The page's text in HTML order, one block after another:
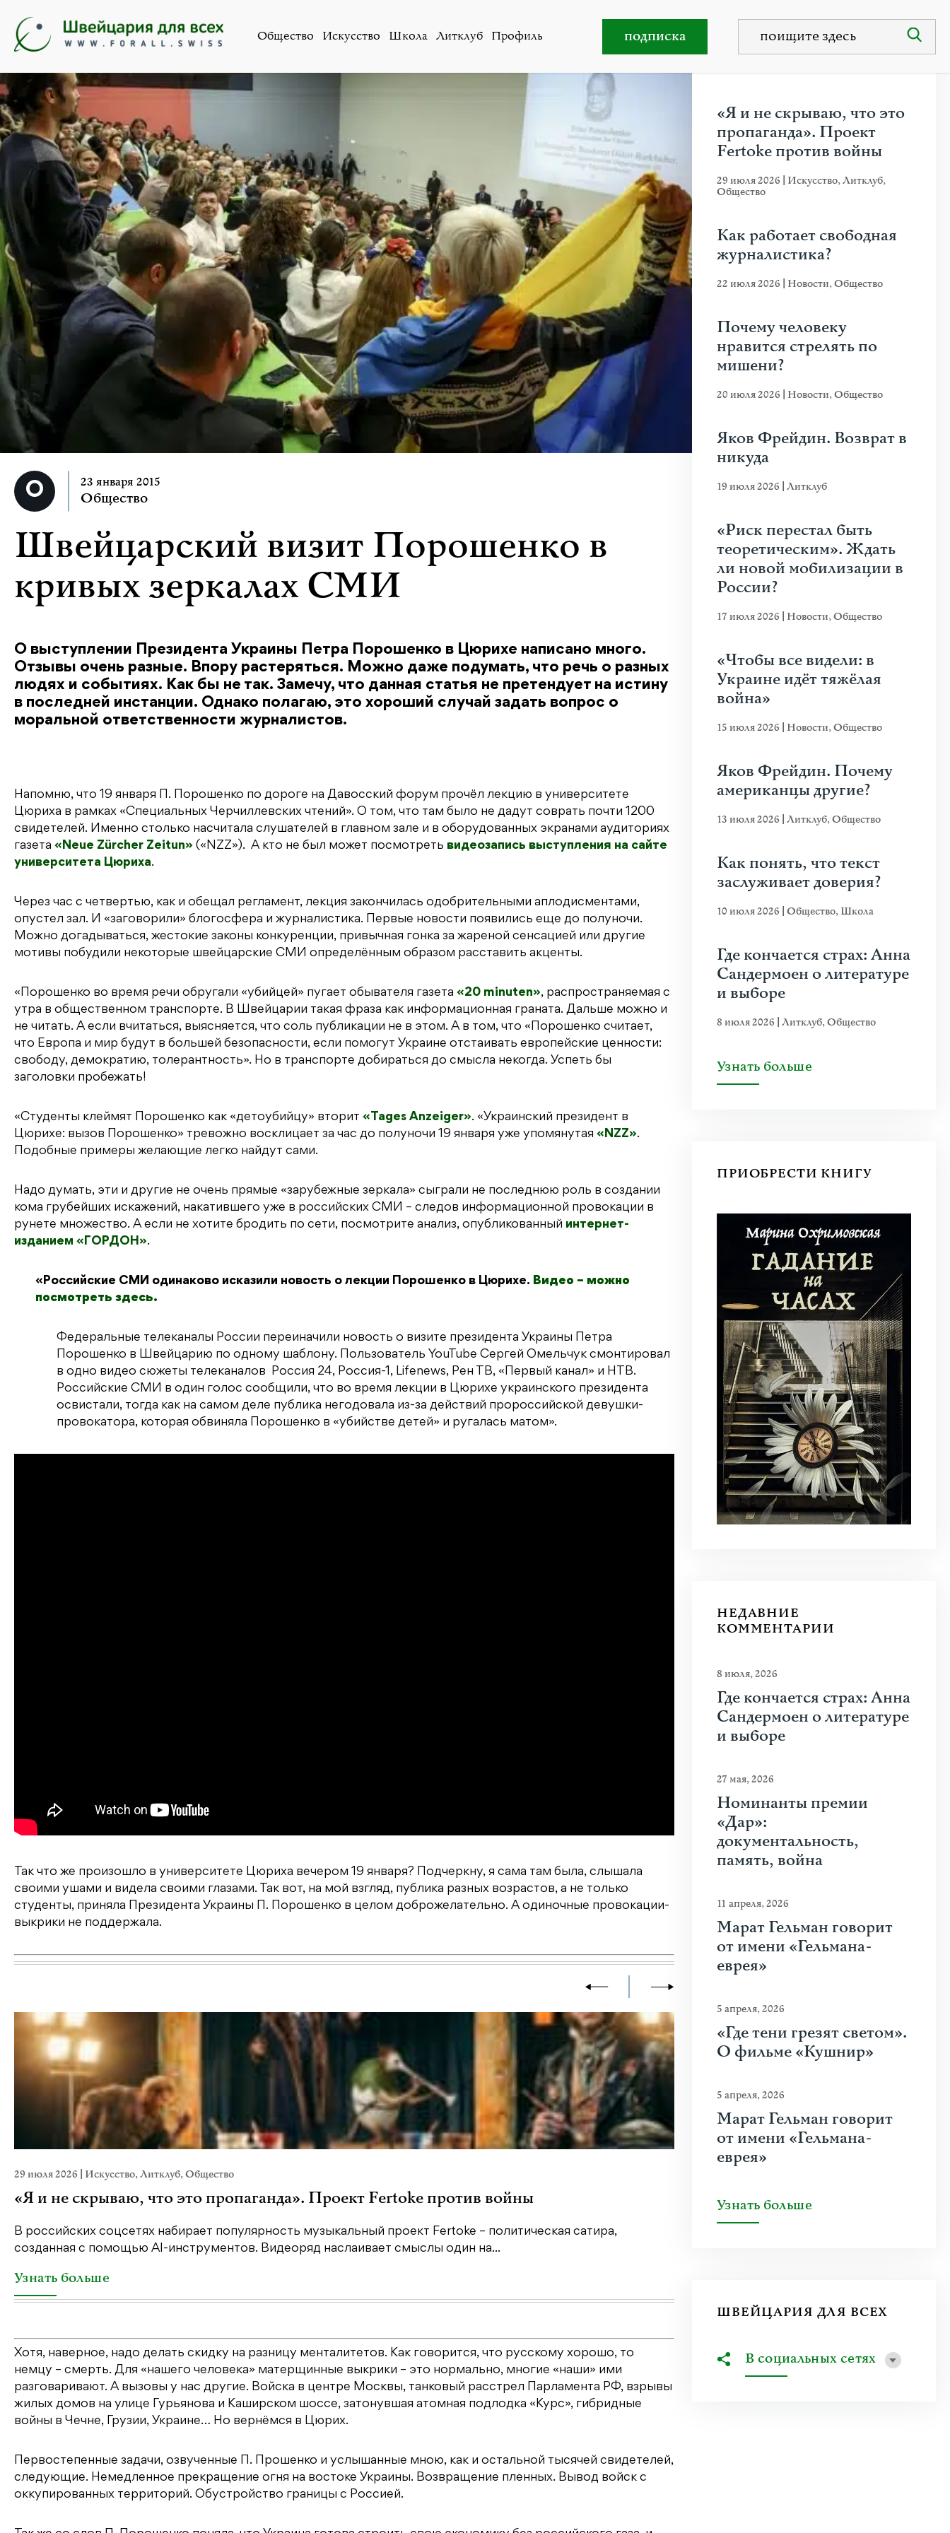
Общество Искусство Школа Литклуб Профиль подписка
Швейцарский визит Порошенко в кривых зеркалах СМИ
23 января 2015
Общество
Швейцарский визит Порошенко в
кривых зеркалах СМИ
О выступлении Президента Украины Петра Порошенко в Цюрихе написано много.
Отзывы очень разные. Впору растеряться. Можно даже подумать, что речь о разных
людях и событиях. Как бы не так. Замечу, что данная статья не претендует на истину
в последней инстанции. Однако полагаю, это хороший случай задать вопрос о
моральной ответственности журналистов.
Напомню, что 19 января П. Порошенко по дороге на Давосский форум прочёл лекцию в университете
Цюриха в рамках «Специальных Черчиллевских чтений». О том, что там было не дадут соврать почти 1200
свидетелей. Именно столько насчитала слушателей в главном зале и в оборудованных экранами аудиториях
газета «Neue Zürcher Zeitun» («NZZ»). А кто не был может посмотреть видеозапись выступления на сайте
университета Цюриха.
Через час с четвертью, как и обещал регламент, лекция закончилась одобрительными аплодисментами,
опустел зал. И «заговорили» блогосфера и журналистика. Первые новости появились еще до полуночи.
Можно догадываться, жестокие законы конкуренции, привычная гонка за жареной сенсацией или другие
мотивы побудили некоторые швейцарские СМИ определённым образом расставить акценты.
«Порошенко во время речи обругали «убийцей» пугает обывателя газета «20 minuten», распространяемая с
утра в общественном транспорте. В Швейцарии такая фраза как информационная граната. Дальше можно и
не читать. А если вчитаться, выясняется, что соль публикации не в этом. А в том, что «Порошенко считает,
что Европа и мир будут в большей безопасности, если помогут Украине отстаивать европейские ценности:
свободу, демократию, толерантность». Но в транспорте добираться до смысла некогда. Успеть бы
заголовки пробежать!
«Студенты клеймят Порошенко как «детоубийцу» вторит «Tages Anzeiger». «Украинский президент в
Цюрихе: вызов Порошенко» тревожно восклицает за час до полуночи 19 января уже упомянутая «NZZ».
Подобные примеры желающие легко найдут сами.
Надо думать, эти и другие не очень прямые «зарубежные зеркала» сыграли не последнюю роль в создании
кома грубейших искажений, накатившего уже в российских СМИ – следов информационной провокации в
рунете множество. А если не хотите бродить по сети, посмотрите анализ, опубликованный интернет-
изданием «ГОРДОН».
«Российские СМИ одинаково исказили новость о лекции Порошенко в Цюрихе. Видео – можно
посмотреть здесь.
Федеральные телеканалы России переиначили новость о визите президента Украины Петра
Порошенко в Швейцарию по одному шаблону. Пользователь YouTube Сергей Омельчук смонтировал
в одно видео сюжеты телеканалов Россия 24, Россия-1, Lifenews, Рен ТВ, «Первый канал» и НТВ.
Российские СМИ в один голос сообщили, что во время лекции в Цюрихе украинского президента
освистали, тогда как на самом деле публика негодовала из-за действий пророссийской девушки-
провокатора, которая обвиняла Порошенко в «убийстве детей» и ругалась матом».
Так что же произошло в университете Цюриха вечером 19 января? Подчеркну, я сама там была, слышала
своими ушами и видела своими глазами. Так вот, на мой взгляд, публика разных возрастов, а не только
студенты, приняла Президента Украины П. Порошенко в целом доброжелательно. А одиночные провокации-
выкрики не поддержала.
29 июля 2026 Искусство,Литклуб,Общество
«Я и не скрываю, что это пропаганда». Проект Fertoke против войны
В российских соцсетях набирает популярность музыкальный проект Fertoke – политическая сатира,
созданная с помощью AI-инструментов. Видеоряд наслаивает смыслы один на...
Узнать больше
Как работает свободная
Хотя, наверное, надо делать скидку на разницу менталитетов. Как говорится, что русскому хорошо, то
немцу – смерть. Для «нашего человека» матерщинные выкрики – это нормально, многие «наши» ими
разговаривают. А вызовы у нас другие. Войска в центре Москвы, танковый расстрел Парламента РФ, взрывы
жилых домов на улице Гурьянова и Каширском шоссе, затонувшая атомная подлодка «Курс», гибридные
войны в Чечне, Грузии, Украине… Но вернёмся в Цюрих.
Первостепенные задачи, озвученные П. Прошенко и услышанные мною, как и остальной тысячей свидетелей,
следующие. Немедленное прекращение огня на востоке Украины. Возвращение пленных. Вывод войск с
оккупированных территорий. Обустройство границы с Россией.
«Я и не скрываю, что это
пропаганда». Проект
Fertoke против войны
29 июля 2026 Искусство,Литклуб,
Общество
Как работает свободная
журналистика?
22 июля 2026 Новости,Общество
Почему человеку
нравится стрелять по
мишени?
20 июля 2026 Новости,Общество
Яков Фрейдин. Возврат в
никуда
19 июля 2026 Литклуб
«Риск перестал быть
теоретическим». Ждать
ли новой мобилизации в
России?
17 июля 2026 Новости,Общество
«Чтобы все видели: в
Украине идёт тяжёлая
война»
15 июля 2026 Новости,Общество
Яков Фрейдин. Почему
американцы другие?
13 июля 2026 Литклуб,Общество
Как понять, что текст
заслуживает доверия?
10 июля 2026 Общество, Школа
Где кончается страх: Анна
Сандермоен о литературе
и выборе
8 июля 2026 Литклуб,Общество
Узнать больше
ПРИОБРЕСТИ КНИГУ
НЕДАВНИЕ
КОММЕНТАРИИ
8 июля, 2026
Где кончается страх: Анна
Сандермоен о литературе
и выборе
27 мая, 2026
Номинанты премии
«Дар»:
документальность,
память, война
11 апреля, 2026
Марат Гельман говорит
от имени «Гельмана-
еврея»
5 апреля, 2026
«Где тени грезят светом».
О фильме «Кушнир»
5 апреля, 2026
Марат Гельман говорит
от имени «Гельмана-
еврея»
Узнать больше
ШВЕЙЦАРИЯ ДЛЯ ВСЕХ
В социальных сетях